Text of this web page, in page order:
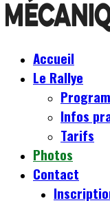
Accueil
Le Rallye
Infos
Tarifs
Photos
Contact